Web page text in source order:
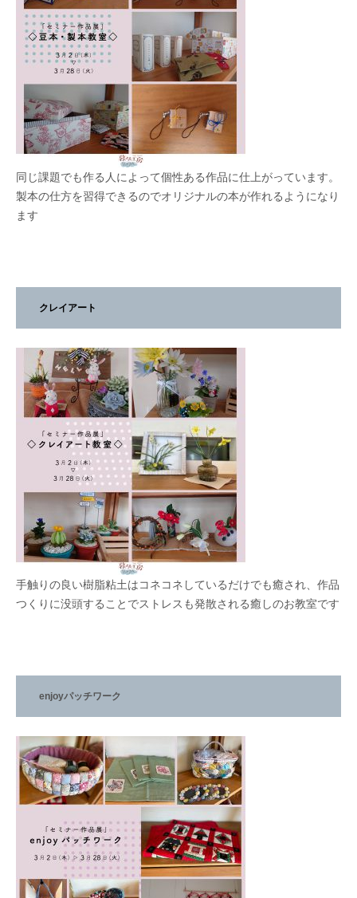
同じ課題でも作る人によって個性ある作品に仕上がっています。
製本の仕方を習得できるのでオリジナルの本が作れるようになり
ます
クレイアート
手触りの良い樹脂粘土はコネコネしているだけでも癒され、作品
つくりに没頭することでストレスも発散される癒しのお教室です
enjoyパッチワーク